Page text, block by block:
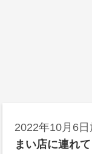
2022年10月6
まい店に連れ